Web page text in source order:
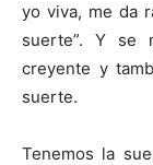
yo viva, me da
suerte”. Y se
creyente y
suerte.
Tenemos la